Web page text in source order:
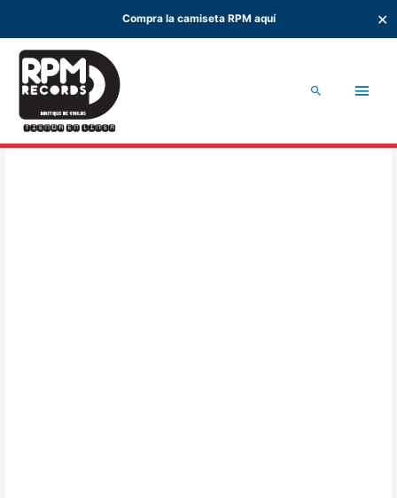
Compra la camiseta RPM aquí ✕
contenido
Buscar